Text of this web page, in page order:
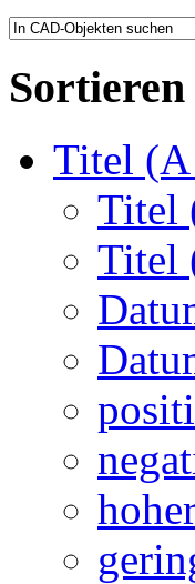
Sortieren
Titel
Titel
Titel